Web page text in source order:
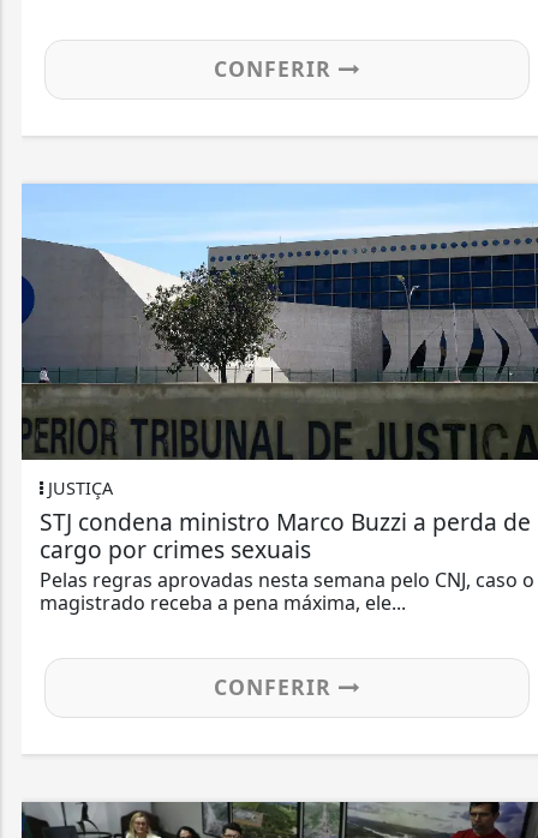
CONFERIR
ministro Marco Buzzi a perda de
por crimes sexuais
regras aprovadas nesta semana pelo CNJ, caso o
receba a pena máxima, ele...
CONFERIR